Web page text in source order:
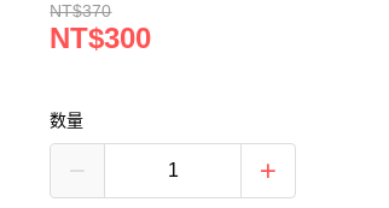
NT$370
NT$300
数量